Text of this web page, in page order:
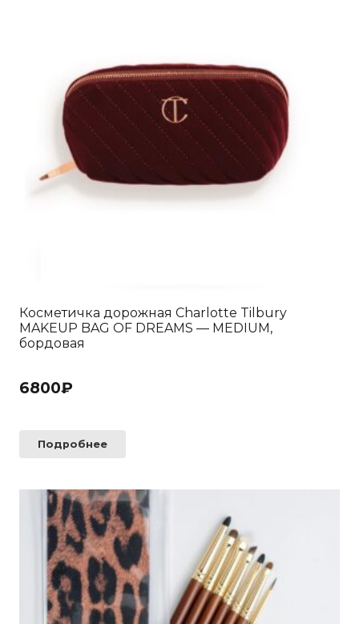
Косметичка дорожная Charlotte Tilbury
MAKEUP BAG OF DREAMS — MEDIUM,
бордовая
6800₽
Подробнее